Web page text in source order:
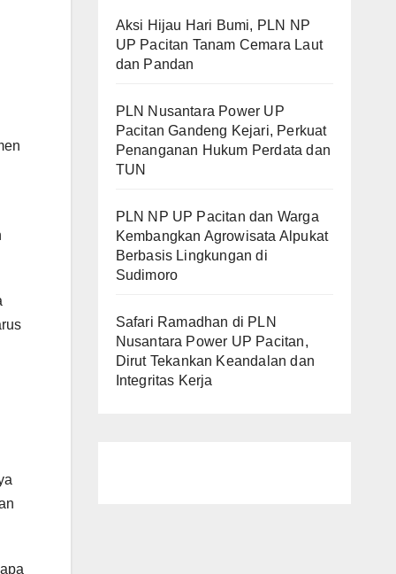
Aksi Hijau Hari Bumi, PLN NP
UP Pacitan Tanam Cemara Laut
dan Pandan
PLN Nusantara Power UP
Pacitan Gandeng Kejari, Perkuat
Penanganan Hukum Perdata dan
TUN
PLN NP UP Pacitan dan Warga
Kembangkan Agrowisata Alpukat
Berbasis Lingkungan di
Sudimoro
Safari Ramadhan di PLN
Nusantara Power UP Pacitan,
Dirut Tekankan Keandalan dan
Integritas Kerja